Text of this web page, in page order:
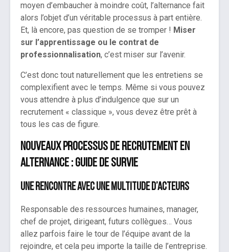
moyen d’embaucher à moindre coût, l’alternance fait
alors l’objet d’un véritable processus à part entière.
Et, là encore, pas question de se tromper ! Miser
sur l’apprentissage ou le contrat de
professionnalisation, c’est miser sur l’avenir.
C’est donc tout naturellement que les entretiens se
complexifient avec le temps. Même si vous pouvez
vous attendre à plus d’indulgence que sur un
recrutement « classique », vous devez être prêt à
tous les cas de figure.
Nouveaux processus de recrutement en
alternance : guide de survie
Une rencontre avec une multitude d’acteurs
Responsable des ressources humaines, manager,
chef de projet, dirigeant, futurs collègues… Vous
allez parfois faire le tour de l’équipe avant de la
rejoindre, et cela peu importe la taille de l’entreprise.